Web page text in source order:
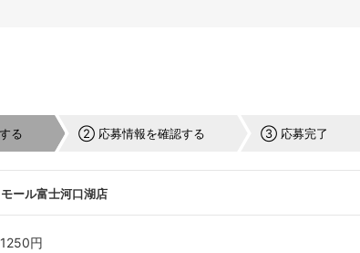
る ② 応募情報を確認する ③ 応募完了
ール富士河口湖店
円